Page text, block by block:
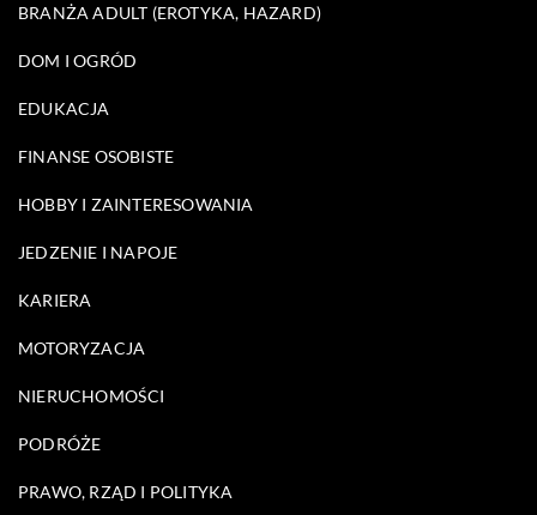
BRANŻA ADULT (EROTYKA, HAZARD)
DOM I OGRÓD
EDUKACJA
FINANSE OSOBISTE
HOBBY I ZAINTERESOWANIA
JEDZENIE I NAPOJE
KARIERA
MOTORYZACJA
NIERUCHOMOŚCI
PODRÓŻE
PRAWO, RZĄD I POLITYKA